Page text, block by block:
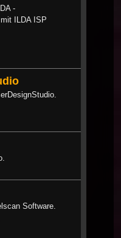
-
ILDA ISP
Software.